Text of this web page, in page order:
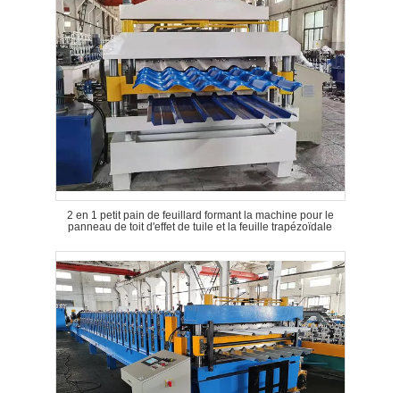
2 en 1 petit pain de feuillard formant la machine pour le
panneau de toit d'effet de tuile et la feuille trapézoïdale